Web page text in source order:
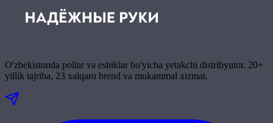
O'zbekistonda pollar va eshiklar bo'yicha yetakchi distribyutor. 20+
yillik tajriba, 23 xalqaro brend va mukammal xizmat.